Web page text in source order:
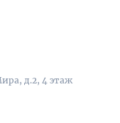
д.2, 4 этаж